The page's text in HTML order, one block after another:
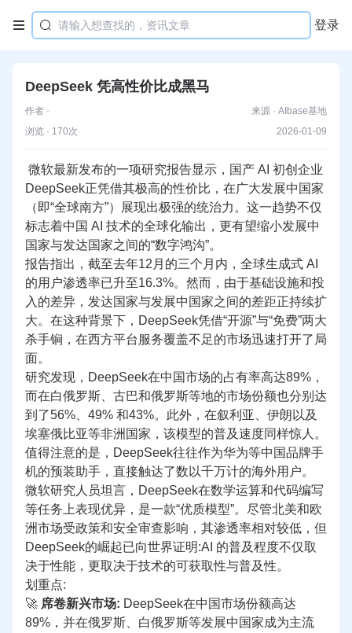
 登录
DeepSeek 凭高性价比成黑马
作者 ·
来源 · AIbase基地
浏览 · 170次
2026-01-09
微软最新发布的一项研究报告显示，国产 AI 初创企业
DeepSeek正凭借其极高的性价比，在广大发展中国家
（即“全球南方”）展现出极强的统治力。这一趋势不仅
标志着中国 AI 技术的全球化输出，更有望缩小发展中
国家与发达国家之间的“数字鸿沟”。
报告指出，截至去年12月的三个月内，全球生成式 AI
的用户渗透率已升至16.3%。然而，由于基础设施和投
入的差异，发达国家与发展中国家之间的差距正持续扩
大。在这种背景下，DeepSeek凭借“开源”与“免费”两大
杀手锏，在西方平台服务覆盖不足的市场迅速打开了局
面。
研究发现，DeepSeek在中国市场的占有率高达89%，
而在白俄罗斯、古巴和俄罗斯等地的市场份额也分别达
到了56%、49% 和43%。此外，在叙利亚、伊朗以及
埃塞俄比亚等非洲国家，该模型的普及速度同样惊人。
值得注意的是，DeepSeek往往作为华为等中国品牌手
机的预装助手，直接触达了数以千万计的海外用户。
微软研究人员坦言，DeepSeek在数学运算和代码编写
等任务上表现优异，是一款“优质模型”。尽管北美和欧
洲市场受政策和安全审查影响，其渗透率相对较低，但
DeepSeek的崛起已向世界证明:AI 的普及程度不仅取
决于性能，更取决于技术的可获取性与普及性。
划重点:
🚀 席卷新兴市场: DeepSeek在中国市场份额高达
89%，并在俄罗斯、白俄罗斯等发展中国家成为主流